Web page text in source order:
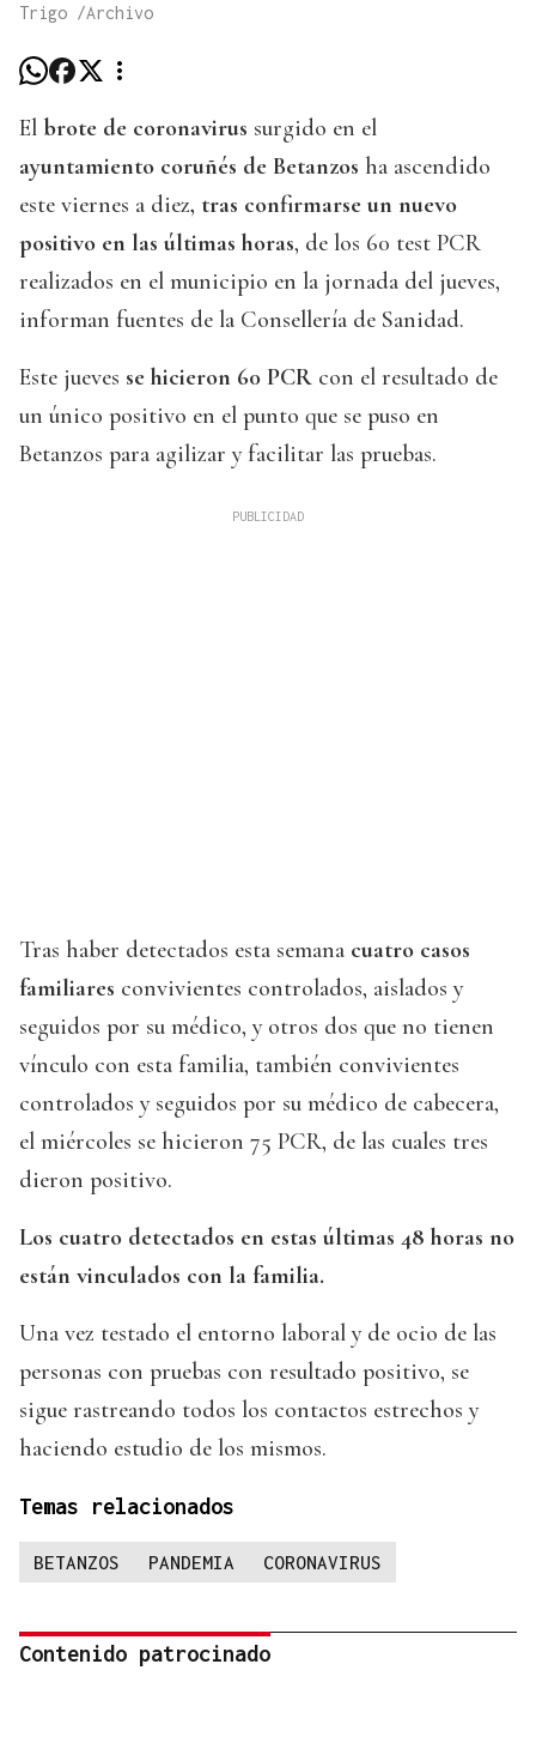
Trigo /Archivo
El brote de coronavirus surgido en el
ayuntamiento coruñés de Betanzos ha ascendido
este viernes a diez, tras confirmarse un nuevo
positivo en las últimas horas, de los 60 test PCR
realizados en el municipio en la jornada del jueves,
informan fuentes de la Consellería de Sanidad.
Este jueves se hicieron 60 PCR con el resultado de
un único positivo en el punto que se puso en
Betanzos para agilizar y facilitar las pruebas.
Tras haber detectados esta semana cuatro casos
familiares convivientes controlados, aislados y
seguidos por su médico, y otros dos que no tienen
vínculo con esta familia, también convivientes
controlados y seguidos por su médico de cabecera,
el miércoles se hicieron 75 PCR, de las cuales tres
dieron positivo.
Los cuatro detectados en estas últimas 48 horas no
están vinculados con la familia.
Una vez testado el entorno laboral y de ocio de las
personas con pruebas con resultado positivo, se
sigue rastreando todos los contactos estrechos y
haciendo estudio de los mismos.
Temas relacionados
BETANZOS PANDEMIA CORONAVIRUS
Contenido patrocinado